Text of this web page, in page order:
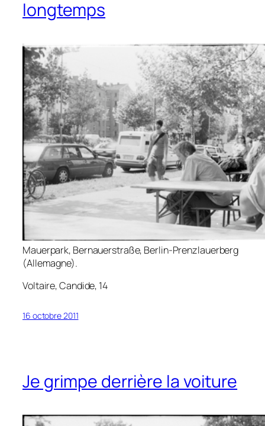
longtemps
Mauerpark, Bernauerstraße, Berlin-Prenzlauerberg
(Allemagne).
Voltaire,Candide, 14
16 octobre 2011
Je grimpe derrière la voiture